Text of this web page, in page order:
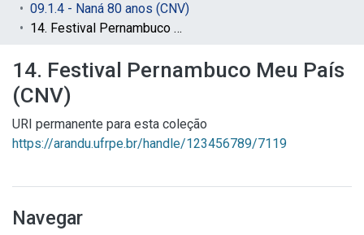
09.1.4 - Naná 80 anos (CNV)
14. Festival Pernambuco Meu País (CNV)
14. Festival Pernambuco Meu País
(CNV)
URI permanente para esta coleção
https://arandu.ufrpe.br/handle/123456789/7119
Navegar